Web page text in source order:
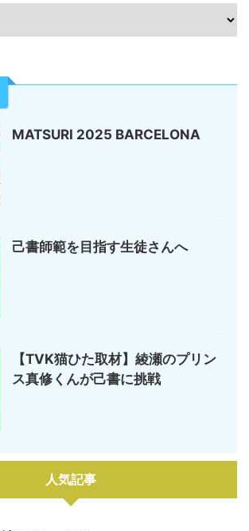
MATSURI 2025 BARCELONA
己書師範を目指す生徒さんへ
【TVK猫ひた取材】綾瀬のプリン
ス真修くんが己書に挑戦
人気記事